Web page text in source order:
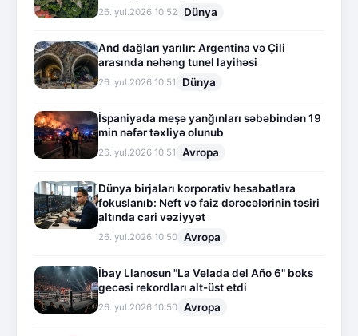
26.İyul.2026 10:52 Dünya
And dağları yarılır: Argentina və Çili
arasında nəhəng tunel layihəsi
26.İyul.2026 10:51 Dünya
İspaniyada meşə yanğınları səbəbindən 19
min nəfər təxliyə olunub
26.İyul.2026 10:51 Avropa
Dünya birjaları korporativ hesabatlara
fokuslanıb: Neft və faiz dərəcələrinin təsiri
altında cari vəziyyət
26.İyul.2026 10:50 Avropa
İbay Llanosun "La Velada del Año 6" boks
gecəsi rekordları alt-üst etdi
26.İyul.2026 10:50 Avropa